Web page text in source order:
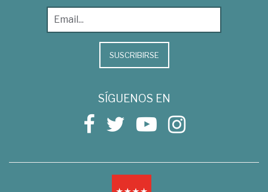
SUSCRIBIRSE
SÍGUENOS EN